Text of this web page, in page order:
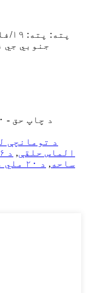
پته:
جنوبي جي
© د چاپ حق - ۲۰۱۰-۲۰۲۵: ټول حقونه خوندي دي.
د تومانچې
الماس حلقې, د ۳۶ ملي متري الم حلقې
ساحه , د ۲۰ ملي متري سکوپ حلقې